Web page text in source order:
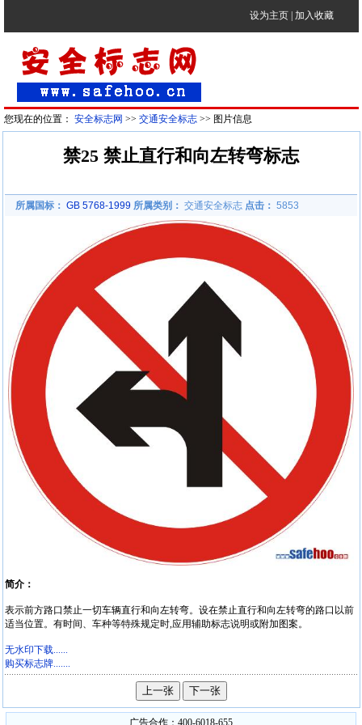
设为主页 加入收藏
您现在的位置： 安全标志网 >> 交通安全标志>> 图片信息
禁25 禁止直行和向左转弯标志
所属国标： GB 5768-1999 所属类别： 交通安全标志 点击： 5853
简介：
表示前方路口禁止一切车辆直行和向左转弯。设在禁止直行和向左转弯的路口以前
适当位置。有时间、车种等特殊规定时,应用辅助标志说明或附加图案。
无水印下载......
购买标志牌.......
广告合作：400-6018-655